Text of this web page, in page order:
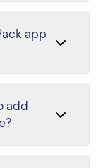
app
add